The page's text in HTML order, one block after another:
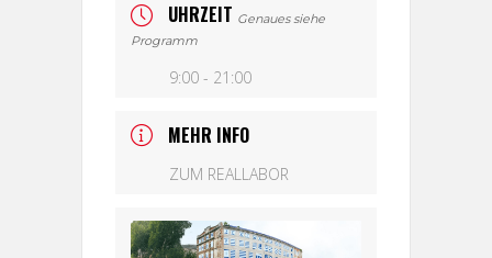
UHRZEIT Genaues siehe
Programm
9:00 - 21:00
MEHR INFO
ZUM REALLABOR